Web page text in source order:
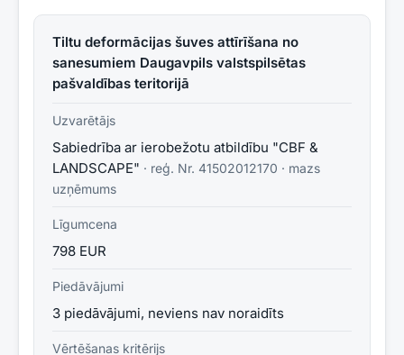
Tiltu deformācijas šuves attīrīšana no
sanesumiem Daugavpils valstspilsētas
pašvaldības teritorijā
Uzvarētājs
Sabiedrība ar ierobežotu atbildību "CBF &
LANDSCAPE" · reģ. Nr. 41502012170 · mazs
uzņēmums
Līgumcena
798 EUR
Piedāvājumi
3 piedāvājumi, neviens nav noraidīts
Vērtēšanas kritērijs